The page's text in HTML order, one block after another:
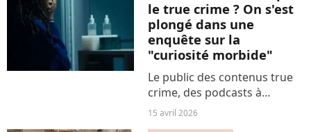
le true crime ? On s'est
plongé dans une
enquête sur la
"curiosité morbide"
Le public des contenus true
crime, des podcasts à
YouTube, est majoritairement
15 avril 2026